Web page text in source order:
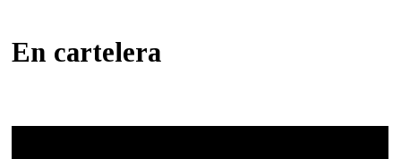
En cartelera